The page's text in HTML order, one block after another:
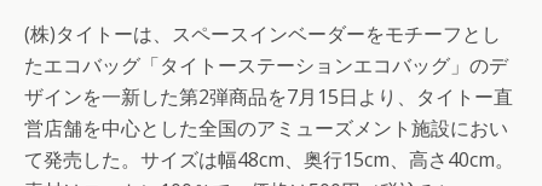
(株)タイトーは、スペースインベーダーをモチーフとし
たエコバッグ「タイトーステーションエコバッグ」のデ
ザインを一新した第2弾商品を7月15日より、タイトー直
営店舗を中心とした全国のアミューズメント施設におい
て発売した。サイズは幅48cm、奥行15cm、高さ40cm。